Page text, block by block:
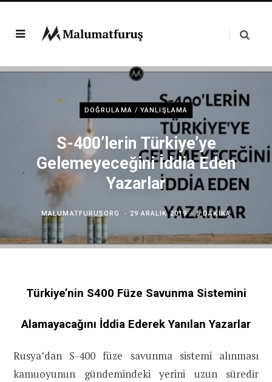
DOĞRULAMA / YANLIŞLAMA
S-400’lerin Türkiye’ye
Gelemeyeceğini İddia Eden
Yazarlar
MALUMATFURUSORG 29 ARALIK 2019 5 DAKIKA
Türkiye’nin S400 Füze Savunma Sistemini
Alamayacağını İddia Ederek Yanılan Yazarlar
Rusya’dan S-400 füze savunma sistemi alınması
kamuoyunun gündemindeki yerini uzun süredir